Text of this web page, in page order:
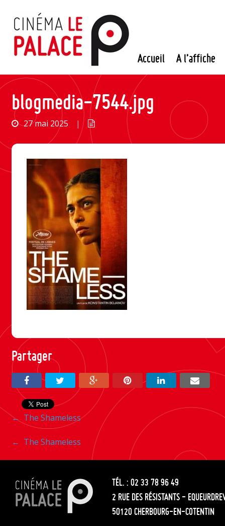
contenu
Accueil A l’affiche
blogmedia-7544.jpg
27 mai 2025 |
Partager
Navigation
entre
les
articles
← The Shameless
Navigation
entre
les
articles
← The Shameless
TÉL. : 02 33 78 96 49
2 RUE DES RÉSISTANTS -
50120 CHERBOURG-EN-COTENTIN